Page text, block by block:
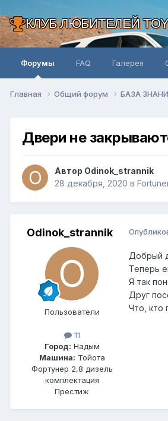
КЛУБ ЛЮБИТЕЛЕЙ
Форумы FAQ Галерея
Главная Общий форум БАЗА
Двери не
Автор Odinok_strannik
28 декабря, 2020 в
Odinok_strannik
Пользователи
11
Город: Надым
Машина: Тойота
Фортунер 2,8 дизель
комплектация
Престиж
Добрый
Теперь
Я так
Друг
Что, кто